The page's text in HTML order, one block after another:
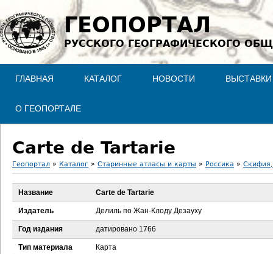
Jump to navigation
ГЕОПОРТАЛ
РУССКОГО ГЕОГРАФИЧЕСКОГО
ГЛАВНАЯ КАТАЛОГ НОВОСТИ ВЫСТАВКИ
О ГЕОПОРТАЛЕ
Carte de Tartarie
В
ы
Геопортал » Каталог » Старинные атласы и карты » Россика »
Название Carte de Tartarie
Издатель Делиль по Жан-Клоду Дезауху
Год издания датировано 1766
Тип материала Карта